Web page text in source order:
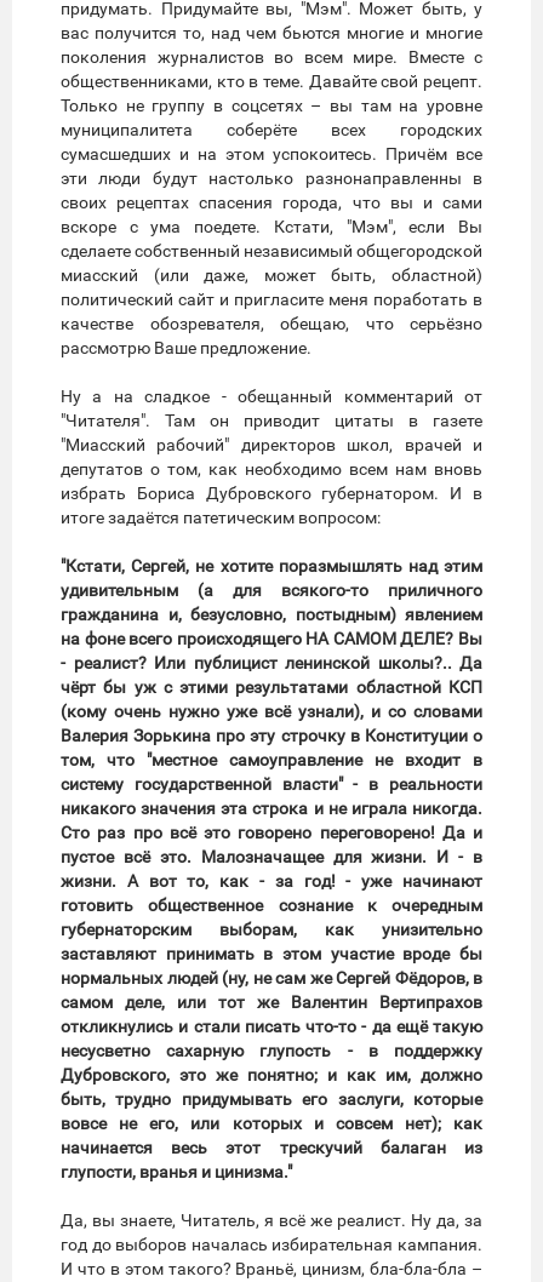
придумать. Придумайте вы, "Мэм". Может быть, у
вас получится то, над чем бьются многие и многие
поколения журналистов во всем мире. Вместе с
общественниками, кто в теме. Давайте свой рецепт.
Только не группу в соцсетях – вы там на уровне
муниципалитета соберёте всех городских
сумасшедших и на этом успокоитесь. Причём все
эти люди будут настолько разнонаправленны в
своих рецептах спасения города, что вы и сами
вскоре с ума поедете. Кстати, "Мэм", если Вы
сделаете собственный независимый общегородской
миасский (или даже, может быть, областной)
политический сайт и пригласите меня поработать в
качестве обозревателя, обещаю, что серьёзно
рассмотрю Ваше предложение.
Ну а на сладкое - обещанный комментарий от
"Читателя". Там он приводит цитаты в газете
"Миасский рабочий" директоров школ, врачей и
депутатов о том, как необходимо всем нам вновь
избрать Бориса Дубровского губернатором. И в
итоге задаётся патетическим вопросом:
"Кстати, Сергей, не хотите поразмышлять над этим
удивительным (а для всякого-то приличного
гражданина и, безусловно, постыдным) явлением
на фоне всего происходящего НА САМОМ ДЕЛЕ? Вы
- реалист? Или публицист ленинской школы?.. Да
чёрт бы уж с этими результатами областной КСП
(кому очень нужно уже всё узнали), и со словами
Валерия Зорькина про эту строчку в Конституции о
том, что "местное самоуправление не входит в
систему государственной власти" - в реальности
никакого значения эта строка и не играла никогда.
Сто раз про всё это говорено переговорено! Да и
пустое всё это. Малозначащее для жизни. И - в
жизни. А вот то, как - за год! - уже начинают
готовить общественное сознание к очередным
губернаторским выборам, как унизительно
заставляют принимать в этом участие вроде бы
нормальных людей (ну, не сам же Сергей Фёдоров, в
самом деле, или тот же Валентин Вертипрахов
откликнулись и стали писать что-то - да ещё такую
несусветно сахарную глупость - в поддержку
Дубровского, это же понятно; и как им, должно
быть, трудно придумывать его заслуги, которые
вовсе не его, или которых и совсем нет); как
начинается весь этот трескучий балаган из
глупости, вранья и цинизма."
Да, вы знаете, Читатель, я всё же реалист. Ну да, за
год до выборов началась избирательная кампания.
И что в этом такого? Враньё, цинизм, бла-бла-бла –